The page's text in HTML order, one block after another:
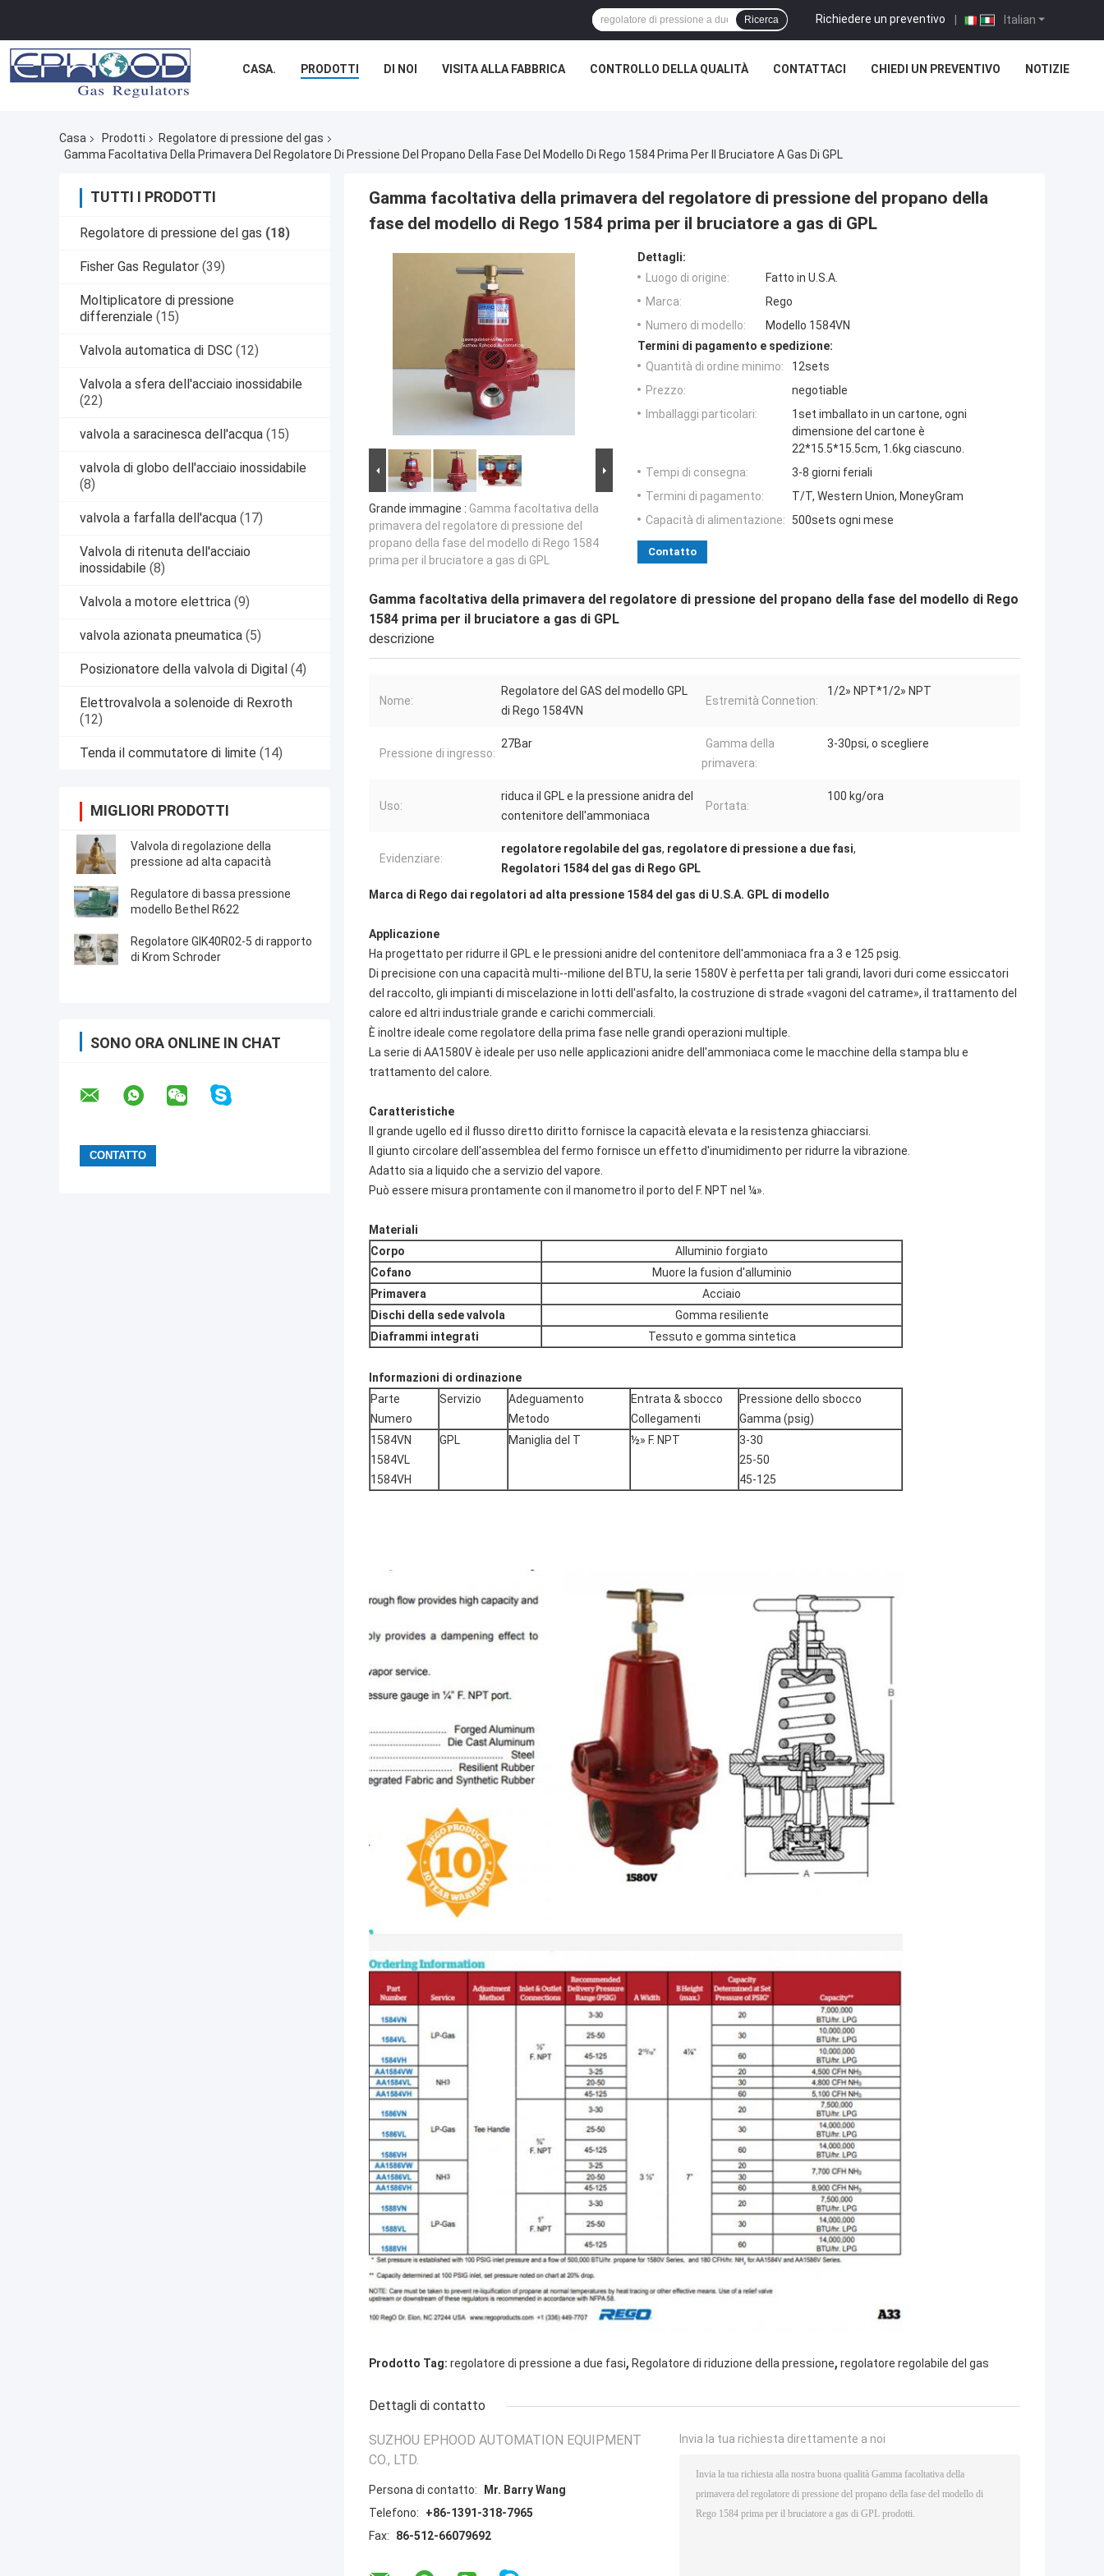
Italian
Richiedere un preventivo |
Ricerca
CASA. PRODOTTI DI NOI VISITA ALLA FABBRICA CONTROLLO DELLA QUALITÀ CONTATTACI CHIEDI UN PREVENTIVO NOTIZIE
Casa Prodotti
Regolatore di pressione del gas
Gamma Facoltativa Della Primavera Del Regolatore Di Pressione Del Propano Della Fase Del Modello Di Rego 1584 Prima Per Il Bruciatore A Gas Di GPL
TUTTI I PRODOTTI
Regolatore di pressione del gas (18)
Fisher Gas Regulator (39)
Moltiplicatore di pressione
differenziale (15)
Valvola automatica di DSC (12)
Valvola a sfera dell'acciaio inossidabile
(22)
valvola a saracinesca dell'acqua (15)
valvola di globo dell'acciaio inossidabile
(8)
valvola a farfalla dell'acqua (17)
Valvola di ritenuta dell'acciaio
inossidabile (8)
Valvola a motore elettrica (9)
valvola azionata pneumatica (5)
Posizionatore della valvola di Digital (4)
Elettrovalvola a solenoide di Rexroth
(12)
Tenda il commutatore di limite (14)
MIGLIORI PRODOTTI
Valvola di regolazione della
pressione ad alta capacità
Regulatore di bassa pressione
modello Bethel R622
Regolatore GIK40R02-5 di rapporto
di Krom Schroder
SONO ORA ONLINE IN CHAT
Gamma facoltativa della primavera del regolatore di pressione del propano della
fase del modello di Rego 1584 prima per il bruciatore a gas di GPL
Grande immagine : Gamma facoltativa della
primavera del regolatore di pressione del
propano della fase del modello di Rego 1584
prima per il bruciatore a gas di GPL
Dettagli:
Luogo di origine:
Fatto in U.S.A.
Marca:
Rego
Numero di modello:
Modello 1584VN
Termini di pagamento e spedizione:
Quantità di ordine minimo:
12sets
Prezzo:
negotiable
Imballaggi particolari:
1set imballato in un cartone, ogni
dimensione del cartone è
22*15.5*15.5cm, 1.6kg ciascuno.
Tempi di consegna:
3-8 giorni feriali
Termini di pagamento:
T/T, Western Union, MoneyGram
Capacità di alimentazione:
500sets ogni mese
Contatto
Gamma facoltativa della primavera del regolatore di pressione del propano della fase del modello di Rego
1584 prima per il bruciatore a gas di GPL
descrizione
Nome:
Regolatore del GAS del modello GPL
di Rego 1584VN
Estremità Connetion:
1/2» NPT*1/2» NPT
Pressione di ingresso:
27Bar
Gamma della
primavera:
3-30psi, o scegliere
Uso:
riduca il GPL e la pressione anidra del
contenitore dell'ammoniaca
Portata:
100 kg/ora
Evidenziare:
regolatore regolabile del gas, regolatore di pressione a due fasi,
Regolatori 1584 del gas di Rego GPL
Marca di Rego dai regolatori ad alta pressione 1584 del gas di U.S.A. GPL di modello
Applicazione
Ha progettato per ridurre il GPL e le pressioni anidre del contenitore dell'ammoniaca fra a 3 e 125 psig.
Di precisione con una capacità multi--milione del BTU, la serie 1580V è perfetta per tali grandi, lavori duri come essiccatori
del raccolto, gli impianti di miscelazione in lotti dell'asfalto, la costruzione di strade «vagoni del catrame», il trattamento del
calore ed altri industriale grande e carichi commerciali.
È inoltre ideale come regolatore della prima fase nelle grandi operazioni multiple.
La serie di AA1580V è ideale per uso nelle applicazioni anidre dell'ammoniaca come le macchine della stampa blu e
trattamento del calore.
Caratteristiche
Il grande ugello ed il flusso diretto diritto fornisce la capacità elevata e la resistenza ghiacciarsi.
Il giunto circolare dell'assemblea del fermo fornisce un effetto d'inumidimento per ridurre la vibrazione.
Adatto sia a liquido che a servizio del vapore.
Può essere misura prontamente con il manometro il porto del F. NPT nel ¼».
Materiali
Corpo
Alluminio forgiato
Cofano
Muore la fusion d'alluminio
Primavera
Acciaio
Dischi della sede valvola
Gomma resiliente
Diaframmi integrati
Tessuto e gomma sintetica
Informazioni di ordinazione
Parte
Numero
Servizio
Adeguamento
Metodo
Entrata & sbocco
Collegamenti
Pressione dello sbocco
Gamma (psig)
1584VN
1584VL
1584VH
GPL Maniglia del T ½» F. NPT
3-30
25-50
45-125
Prodotto Tag: regolatore di pressione a due fasi, Regolatore di riduzione della pressione, regolatore regolabile del gas
Dettagli di contatto
SUZHOU EPHOOD AUTOMATION EQUIPMENT
CO., LTD.
Persona di contatto:
Mr. Barry Wang
Telefono:
+86-1391-318-7965
Fax:
86-512-66079692
Invia la tua richiesta direttamente a noi